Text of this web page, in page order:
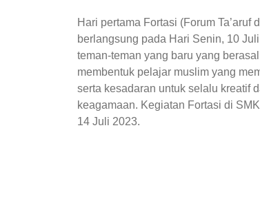
Selengkapnya
Hari pertama Fortasi (Forum
berlangsung pada Hari Senin, 10
teman-teman yang baru yang
membentuk pelajar muslim yang
serta kesadaran untuk selalu kreatif
keagamaan. Kegiatan Fortasi di
14 Juli 2023.